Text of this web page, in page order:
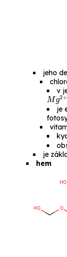
jeho
v
Mg2
je
je
hem